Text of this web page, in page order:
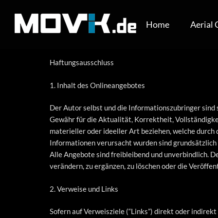
content
Luftaufnahmen
Home Aerial
Haftungsausschluss
1. Inhalt des Onlineangebotes
Der Autor selbst und die Informationszubringer
Gewähr für die Aktualität, Korrektheit,
materieller oder ideeller Art beziehen, welche
Informationen verursacht wurden sind
Alle Angebote sind freibleibend und unverbindlich.
verändern, zu ergänzen, zu löschen oder die
2. Verweise und Links
Sofern auf Verweisziele (“Links”) direkt oder